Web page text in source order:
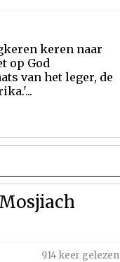
keren naar
op God
van het leger, de
914 keer gelezen